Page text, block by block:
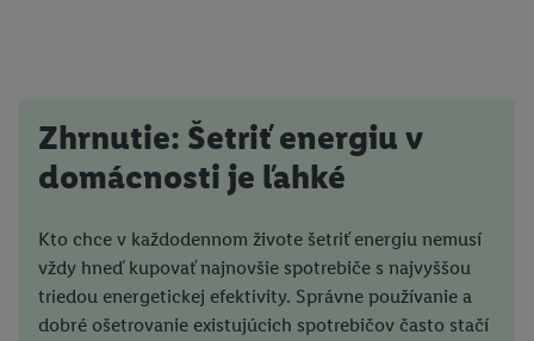
Zhrnutie: Šetriť energiu v
domácnosti je ľahké
Kto chce v každodennom živote šetriť energiu nemusí
vždy hneď kupovať najnovšie spotrebiče s najvyššou
triedou energetickej efektivity. Správne používanie a
dobré ošetrovanie existujúcich spotrebičov často stačí